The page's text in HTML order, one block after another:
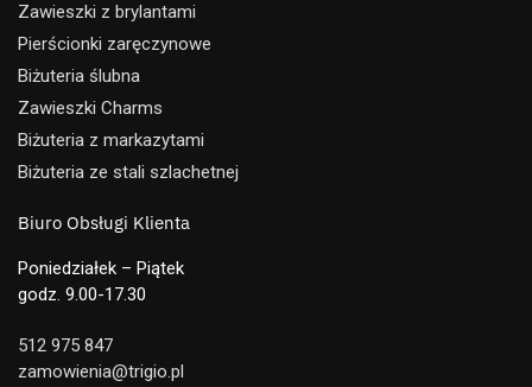
Zawieszki z brylantami
Pierścionki zaręczynowe
Biżuteria ślubna
Zawieszki Charms
Biżuteria z markazytami
Biżuteria ze stali szlachetnej
Biuro Obsługi Klienta
Poniedziałek – Piątek
godz. 9.00-17.30
512 975 847
zamowienia@trigio.pl